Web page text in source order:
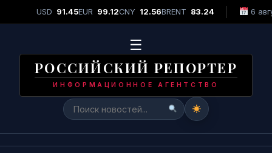
СРОЧНО
Лидер группы «Рок-Острова» Владимир Захаров: Я
USD 91.45EUR 99.12CNY 12.56BRENT 83.24 6
☰
РОССИЙСКИЙ РЕПОРТЕР
ИНФОРМАЦИОННОЕ АГЕНТСТВО